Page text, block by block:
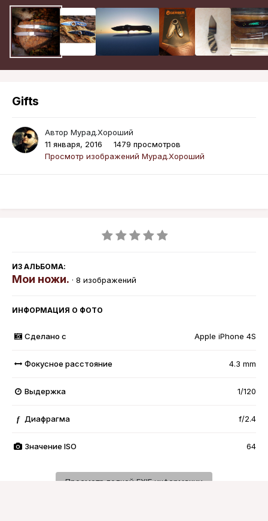
Gifts
Автор Мурад.Хороший
11 января, 2016
1479 просмотров
Просмотр изображений Мурад.Хороший
ИЗ АЛЬБОМА:
Мои ножи. · 8 изображений
ИНФОРМАЦИЯ О ФОТО
Сделано с Apple iPhone 4S
Фокусное расстояние 4.3 mm
Выдержка 1/120
f Диафрагма f/2.4
Значение ISO 64
Просмотр полной EXIF информации